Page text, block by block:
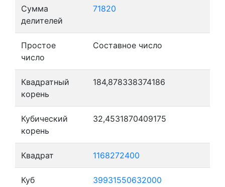
Сумма
делителей
71820
Простое
число
Составное число
Квадратный
корень
184,878338374186
Кубический
корень
32,4531870409175
Квадрат 1168272400
Куб 39931550632000